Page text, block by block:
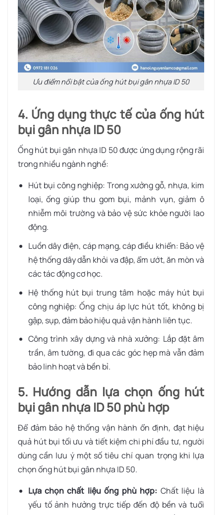
Ưu điểm nổi bật của ống hút bụi gân nhựa ID 50
4. Ứng dụng thực tế của ống hút
bụi gân nhựa ID 50
Ống hút bụi gân nhựa ID 50 được ứng dụng rộng rãi
trong nhiều ngành nghề:
Hút bụi công nghiệp: Trong xưởng gỗ, nhựa, kim
loại, ống giúp thu gom bụi, mảnh vụn, giảm ô
nhiễm môi trường và bảo vệ sức khỏe người lao
động.
Luồn dây điện, cáp mạng, cáp điều khiển: Bảo vệ
hệ thống dây dẫn khỏi va đập, ẩm ướt, ăn mòn và
các tác động cơ học.
Hệ thống hút bụi trung tâm hoặc máy hút bụi
công nghiệp: Ống chịu áp lực hút tốt, không bị
gập, sụp, đảm bảo hiệu quả vận hành liên tục.
Công trình xây dựng và nhà xưởng: Lắp đặt âm
trần, âm tường, đi qua các góc hẹp mà vẫn đảm
bảo linh hoạt và bền bỉ.
5. Hướng dẫn lựa chọn ống hút
bụi gân nhựa ID 50 phù hợp
Để đảm bảo hệ thống vận hành ổn định, đạt hiệu
quả hút bụi tối ưu và tiết kiệm chi phí đầu tư, người
dùng cần lưu ý một số tiêu chí quan trọng khi lựa
chọn ống hút bụi gân nhựa ID 50.
Lựa chọn chất liệu ống phù hợp: Chất liệu là
yếu tố ảnh hưởng trực tiếp đến độ bền và tuổi